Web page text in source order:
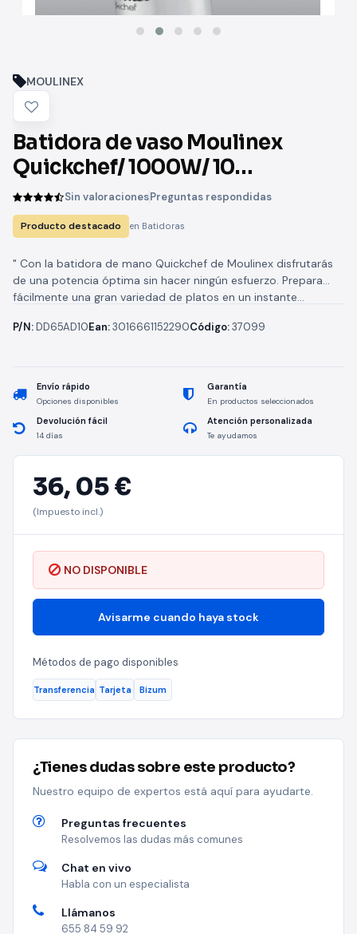
MOULINEX
Batidora de vaso Moulinex
Quickchef/ 1000W/ 10
Velocidades/ Capacidad 800ml
Sin valoracionesPreguntas respondidas
Producto destacado en Batidoras
" Con la batidora de mano Quickchef de Moulinex disfrutarás
de una potencia óptima sin hacer ningún esfuerzo. Prepara
fácilmente una gran variedad de platos en un instante...
P/N:DD65AD10Ean:3016661152290Código:37099
Envío rápido
Opciones disponibles
Garantía
En productos seleccionados
Devolución fácil
14 días
Atención personalizada
Te ayudamos
36, 05 €
(Impuesto incl.)
NO DISPONIBLE
Avisarme cuando haya stock
Métodos de pago disponibles
Transferencia Tarjeta Bizum
¿Tienes dudas sobre este producto?
Nuestro equipo de expertos está aquí para ayudarte.
Preguntas frecuentes
Resolvemos las dudas más comunes
Chat en vivo
Habla con un especialista
Llámanos
655 84 59 92